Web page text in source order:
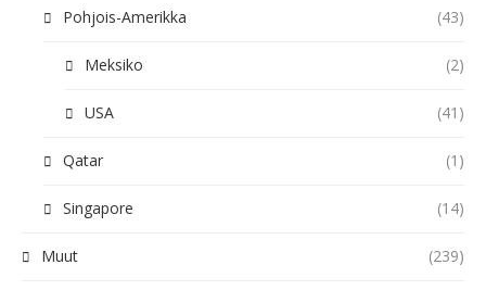
Pohjois-Amerikka (43)
Meksiko (2)
USA (41)
Qatar (1)
Singapore (14)
Muut (239)